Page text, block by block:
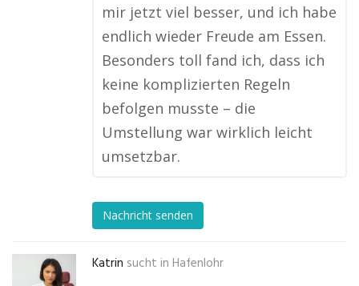
mir jetzt viel besser, und ich habe
endlich wieder Freude am Essen.
Besonders toll fand ich, dass ich
keine komplizierten Regeln
befolgen musste – die
Umstellung war wirklich leicht
umsetzbar.
Nachricht senden
Katrin sucht in Hafenlohr